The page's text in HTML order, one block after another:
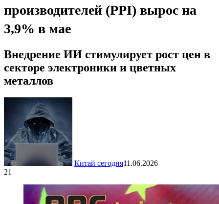
производителей (PPI) вырос на
3,9% в мае
Внедрение ИИ стимулирует рост цен в
секторе электроники и цветных
металлов
Китай сегодня11.06.2026
21